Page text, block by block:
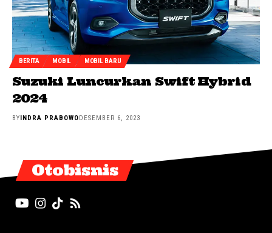
BERITA MOBIL MOBIL BARU
Suzuki Luncurkan Swift Hybrid
2024
BYINDRA PRABOWODESEMBER 6, 2023
Otobisnis